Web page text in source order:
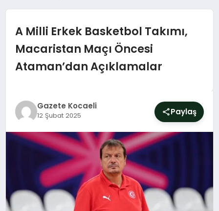
MAGAZIN
YAŞAM
DÜNYA
EĞITIM
A Milli Erkek Basketbol Takımı,
Macaristan Maçı Öncesi
Ataman’dan Açıklamalar
Gazete Kocaeli
12 Şubat 2025 Paylaş